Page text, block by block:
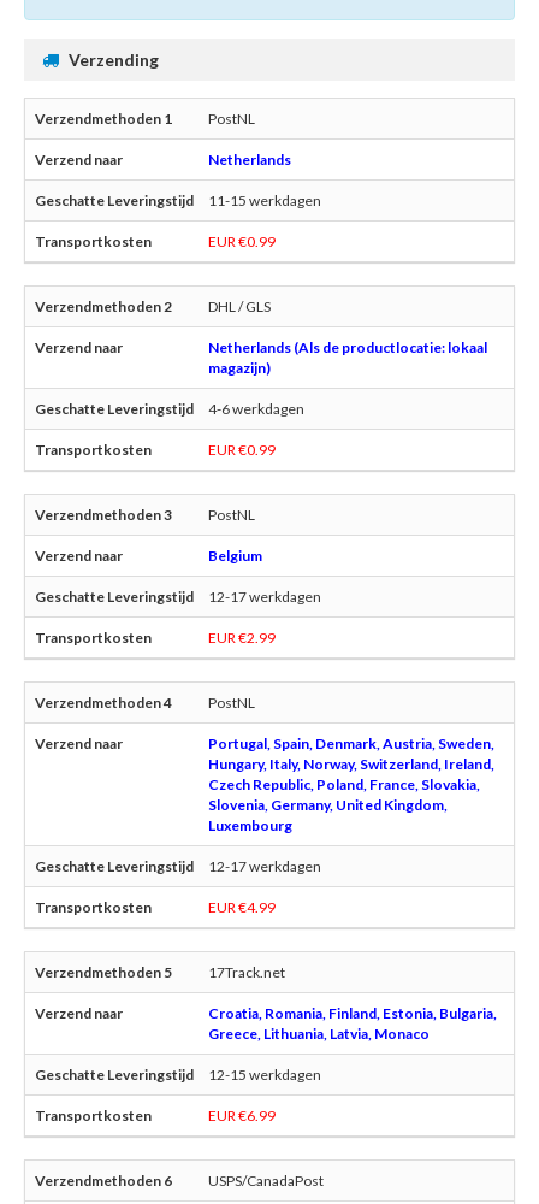
Verzending
PostNL
Netherlands
11-15 werkdagen
EUR €0.99
DHL / GLS
Netherlands (Als de productlocatie: lokaal
magazijn)
4-6 werkdagen
EUR €0.99
PostNL
Belgium
12-17 werkdagen
EUR €2.99
PostNL
Portugal, Spain, Denmark, Austria, Sweden,
Hungary, Italy, Norway, Switzerland, Ireland,
Czech Republic, Poland, France, Slovakia,
Slovenia, Germany, United Kingdom,
Luxembourg
12-17 werkdagen
EUR €4.99
17Track.net
Croatia, Romania, Finland, Estonia, Bulgaria,
Greece, Lithuania, Latvia, Monaco
12-15 werkdagen
EUR €6.99
USPS/CanadaPost